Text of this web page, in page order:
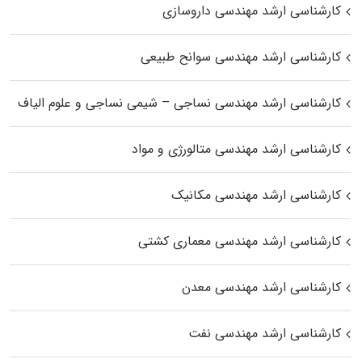
کارشناسی ارشد مهندسی داروسازی
کارشناسی ارشد مهندسی سوانح طبیعی
کارشناسی ارشد مهندسی نساجی – شیمی نساجی و علوم الیاف
کارشناسی ارشد مهندسی متالورژی و مواد
کارشناسی ارشد مهندسی مکانیک
کارشناسی ارشد مهندسی معماری کشتی
کارشناسی ارشد مهندسی معدن
کارشناسی ارشد مهندسی نفت